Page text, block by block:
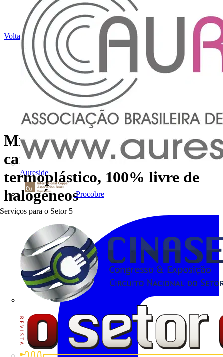
Aureside
Procobre
Serviços para o Setor 5
Voltar para Notícias
Mistral | A nova gama ABB de
caixas classe II em
termoplástico, 100% livre de
halogéneos